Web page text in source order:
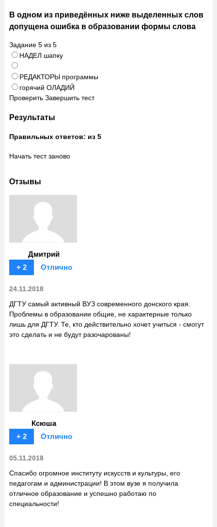
В одном из приведённых ниже выделенных слов
допущена ошибка в образовании формы слова
Задание 5из 5
НАДЕЛ шапку
РЕДАКТОРЫ программы
горячий ОЛАДИЙ
Проверить Завершить тест
Результаты
Правильных ответов: из 5
Начать тест заново
Отзывы
Дмитрий
+ 2
Отлично
24.11.2018
ДГТУ самый активный ВУЗ современного донского края.
Проблемы в образовании общие, не характерные только
лишь для ДГТУ. Те, кто действительно хочет учиться - смогут
это сделать и не будут разочарованы!
Ксюша
+ 2
Отлично
05.11.2018
Спасибо огромное институту искусств и культуры, его
педагогам и администрации! В этом вузе я получила
отличное образование и успешно работаю по
специальности!